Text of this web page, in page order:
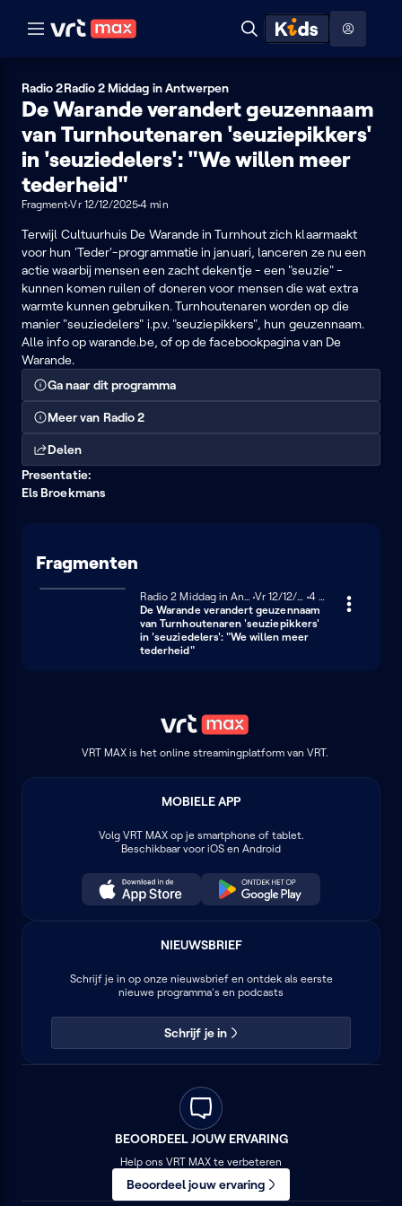
Naar hoofdinhoud Naar audiodescriptie Naar help
Zoeken
ontdekken
Radio 2Radio 2 Middag in Antwerpen
De Warande verandert geuzennaam
van Turnhoutenaren 'seuziepikkers'
in 'seuziedelers': "We willen meer
tederheid"
FragmentVr 12/12/20254 min
Terwijl Cultuurhuis De Warande in Turnhout zich klaarmaakt
voor hun 'Teder'-programmatie in januari, lanceren ze nu een
actie waarbij mensen een zacht dekentje - een "seuzie" -
kunnen komen ruilen of doneren voor mensen die wat extra
warmte kunnen gebruiken. Turnhoutenaren worden op die
manier "seuziedelers" i.p.v. "seuziepikkers", hun geuzennaam.
Alle info op warande.be, of op de facebookpagina van De
Warande.
Ga naar dit programma
Meer van Radio 2
Delen
Presentatie:
Els Broekmans
Fragmenten
Radio 2 Middag in Antwerpen Vrijdag 12 december 2025
Vr 12/12/2025 4 minuten
4 min
De Warande verandert geuzennaam
van Turnhoutenaren 'seuziepikkers'
in 'seuziedelers': "We willen meer
tederheid"
VRT MAX is het online streamingplatform van VRT.
MOBIELE APP
Volg VRT MAXop je smartphone of tablet.
Beschikbaar voor iOS en Android
NIEUWSBRIEF
Schrijf je in op onze nieuwsbrief en ontdek als eerste
nieuwe programma's en podcasts
Schrijf je in
BEOORDEEL JOUW ERVARING
Help ons VRT MAX te verbeteren
Beoordeel jouw ervaring